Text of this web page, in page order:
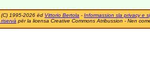
1995-2026 ëd Vittorio Bertola - Informassion sla privacy e
për la licensa Creative Commons Atribussion - Nen